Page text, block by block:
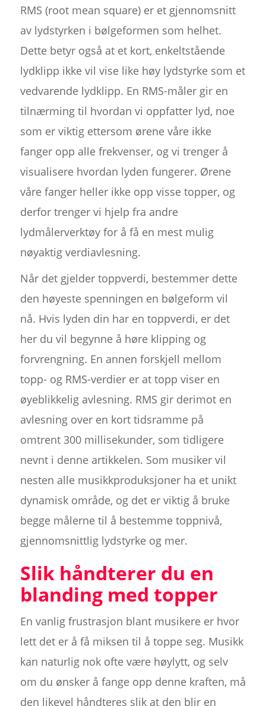
RMS (root mean square) er et gjennomsnitt
av lydstyrken i bølgeformen som helhet.
Dette betyr også at et kort, enkeltstående
lydklipp ikke vil vise like høy lydstyrke som et
vedvarende lydklipp. En RMS-måler gir en
tilnærming til hvordan vi oppfatter lyd, noe
som er viktig ettersom ørene våre ikke
fanger opp alle frekvenser, og vi trenger å
visualisere hvordan lyden fungerer. Ørene
våre fanger heller ikke opp visse topper, og
derfor trenger vi hjelp fra andre
lydmålerverktøy for å få en mest mulig
nøyaktig verdiavlesning.
Når det gjelder toppverdi, bestemmer dette
den høyeste spenningen en bølgeform vil
nå. Hvis lyden din har en toppverdi, er det
her du vil begynne å høre klipping og
forvrengning. En annen forskjell mellom
topp- og RMS-verdier er at topp viser en
øyeblikkelig avlesning. RMS gir derimot en
avlesning over en kort tidsramme på
omtrent 300 millisekunder, som tidligere
nevnt i denne artikkelen. Som musiker vil
nesten alle musikkproduksjoner ha et unikt
dynamisk område, og det er viktig å bruke
begge målerne til å bestemme toppnivå,
gjennomsnittlig lydstyrke og mer.
Slik håndterer du en
blanding med topper
En vanlig frustrasjon blant musikere er hvor
lett det er å få miksen til å toppe seg. Musikk
kan naturlig nok ofte være høylytt, og selv
om du ønsker å fange opp denne kraften, må
den likevel håndteres slik at den blir en